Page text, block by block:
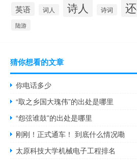
英语 词人 诗人 诗词
陆游
猜你想看的文章
你电话多少
“取之乡国大瑰伟”的出处是哪里
“怨弦谁鼓”的出处是哪里
刚刚！正式通车！ 到底什么情况嘞
太原科技大学机械电子工程排名